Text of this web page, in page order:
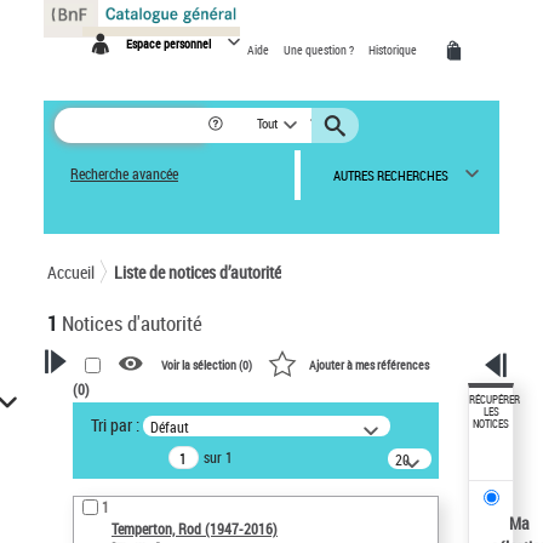
Espace personnel Aide Une question ? Historique
Tout
Recherche avancée AUTRES RECHERCHES
Accueil Liste de notices d’autorité
1 Notices d'autorité
VOTRE RECHERCHE
Recherche avancée dans les
notices d’autorité
Œuvres liées à l'auteur :
Temperton, Rod (1947-2016)
Voir la sélection (0) Ajouter à mes références
(0)
Tri par : Défaut
sur 1
20
résultats/page
1
Temperton, Rod (1947-2016)
RÉCUPÉRER
LES
NOTICES
Ma
Panneau de gestion des cookies